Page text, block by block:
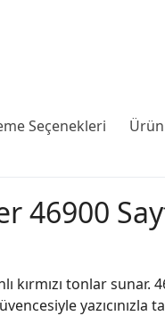
Seçenekleri
46900
kırmızı tonlar
yazıcınızla